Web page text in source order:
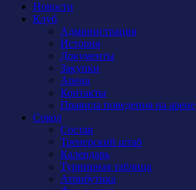
Новости
Клуб
Администрация
История
Документы
Закупки
Арена
Контакты
Правила поведения на арене
Сокол
Состав
Тренерский штаб
Календарь
Турнирная таблица
Атрибутика